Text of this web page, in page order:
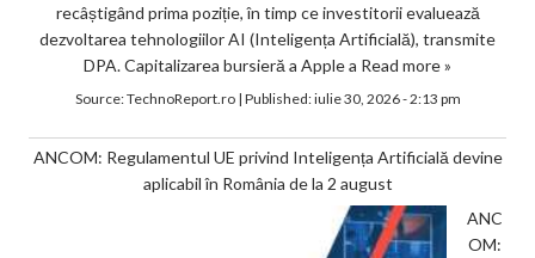
recâștigând prima poziție, în timp ce investitorii evaluează
dezvoltarea tehnologiilor AI (Inteligența Artificială), transmite
DPA. Capitalizarea bursieră a Apple a Read more »
Source:TechnoReport.ro| Published:iulie 30, 2026 - 2:13 pm
ANCOM: Regulamentul UE privind Inteligența Artificială devine
aplicabil în România de la 2 august
ANC
OM: